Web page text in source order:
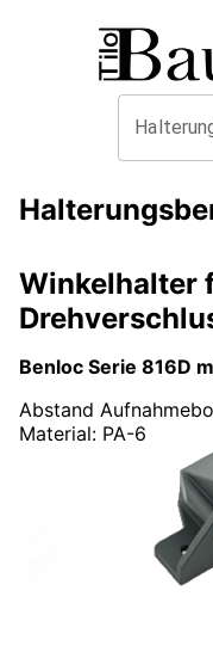
Winkelhalter
Benloc Serie 816D
Abstand
Material: PA-6